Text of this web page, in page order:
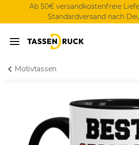
Ab 50€ versandkostenfreie
Standardversand nach
Motivtassen